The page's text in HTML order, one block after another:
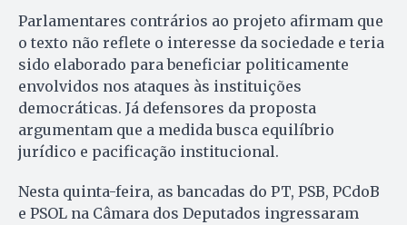
Parlamentares contrários ao projeto afirmam que
o texto não reflete o interesse da sociedade e teria
sido elaborado para beneficiar politicamente
envolvidos nos ataques às instituições
democráticas. Já defensores da proposta
argumentam que a medida busca equilíbrio
jurídico e pacificação institucional.
Nesta quinta-feira, as bancadas do PT, PSB, PCdoB
e PSOL na Câmara dos Deputados ingressaram